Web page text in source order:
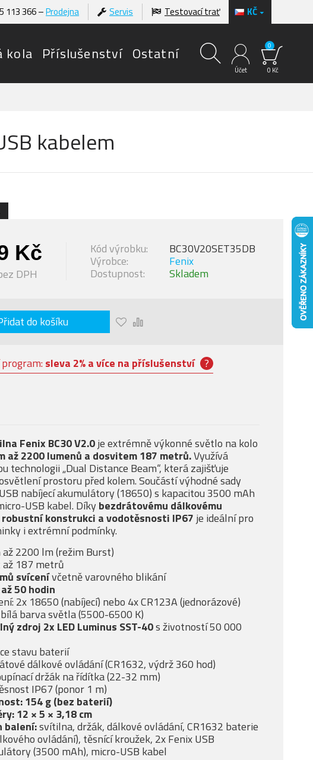
KČ
113 366 –Prodejna Servis Testovací trať
kola Příslušenství Ostatní
Účet 0 Kč
0
kabelem
Kč
DPH Dostupnost: Skladem
Výrobce: Fenix
Kód výrobku: BC30V20SET35DB
do košíku
sleva 2% a více na příslušenství ?
Fenix BC30 V2.0je extrémně výkonné světlo na kolo
až 2200 lumenů a dosvitem 187 metrů.Využívá
technologii „Dual Distance Beam“, která zajišťuje
prostoru před kolem. Součástí výhodné sady
nabíjecí akumulátory (18650) s kapacitou 3500 mAh
USB kabel. Díky bezdrátovému dálkovému
konstrukci a vodotěsnosti IP67 je ideální pro
i extrémní podmínky.
2200 lm (režim Burst)
187 metrů
svícenívčetně varovného blikání
50 hodin
2x 18650 (nabíjecí) nebo 4x CR123A (jednorázové)
barva světla (5500-6500 K)
zdroj 2x LED Luminus SST-40s životností 50 000
stavu baterií
dálkové ovládání (CR1632, výdrž 360 hod)
držák na řídítka (22-32 mm)
IP67 (ponor 1 m)
154 g (bez baterií)
12 × 5 × 3,18 cm
balení:svítilna, držák, dálkové ovládání, CR1632 baterie
ovládání), těsnící kroužek, 2x Fenix USB
(3500 mAh), micro-USB kabel